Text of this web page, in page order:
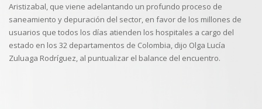
Aristizabal, que viene adelantando un profundo proceso de
saneamiento y depuración del sector, en favor de los millones de
usuarios que todos los días atienden los hospitales a cargo del
estado en los 32 departamentos de Colombia, dijo Olga Lucía
Zuluaga Rodríguez, al puntualizar el balance del encuentro.